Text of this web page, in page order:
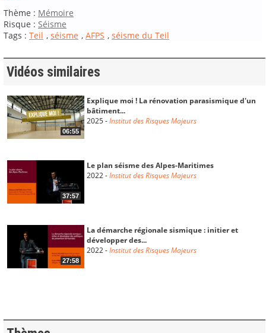
Thème : Mémoire
Risque : Séisme
Tags : Teil , séisme , AFPS , séisme du Teil
Vidéos similaires
06:55
Explique moi ! La rénovation parasismique d'un
bâtiment...
2025-Institut des Risques Majeurs
37:57
Le plan séisme des Alpes-Maritimes
2022-Institut des Risques Majeurs
27:58
La démarche régionale sismique : initier et
développer des...
2022-Institut des Risques Majeurs